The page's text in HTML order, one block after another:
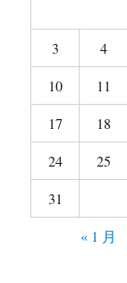
3
4
10
11
17
18
24
25
31
« 1 月